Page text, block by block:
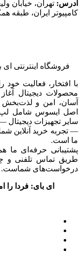
آدرس: تهران، خیابان
کامپیوتر ایران، طبقه
فروشگاه اینترنتی
با افتخار، فعالیت
محصولات دیجیتال
آسان، امن و
اصل ایسوس شامل
سایر تجهیزات دیجیتال
— تجربه خرید آنلاین
ما است.
پشتیبانی حرفه‌ای
طریق تماس تلفنی و
درخواست‌های شماست.
ای بای: فردا را